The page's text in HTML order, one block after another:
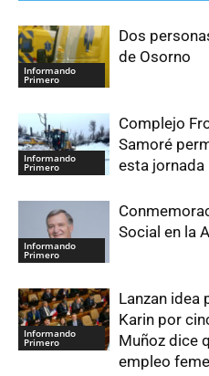
Informando
Primero
Dos
de Osorno
Informando
Primero
Complejo
Samoré
esta jornada
Informando
Primero
Social en la
Informando
Primero
Lanzan idea
Karin por
Muñoz dice
empleo